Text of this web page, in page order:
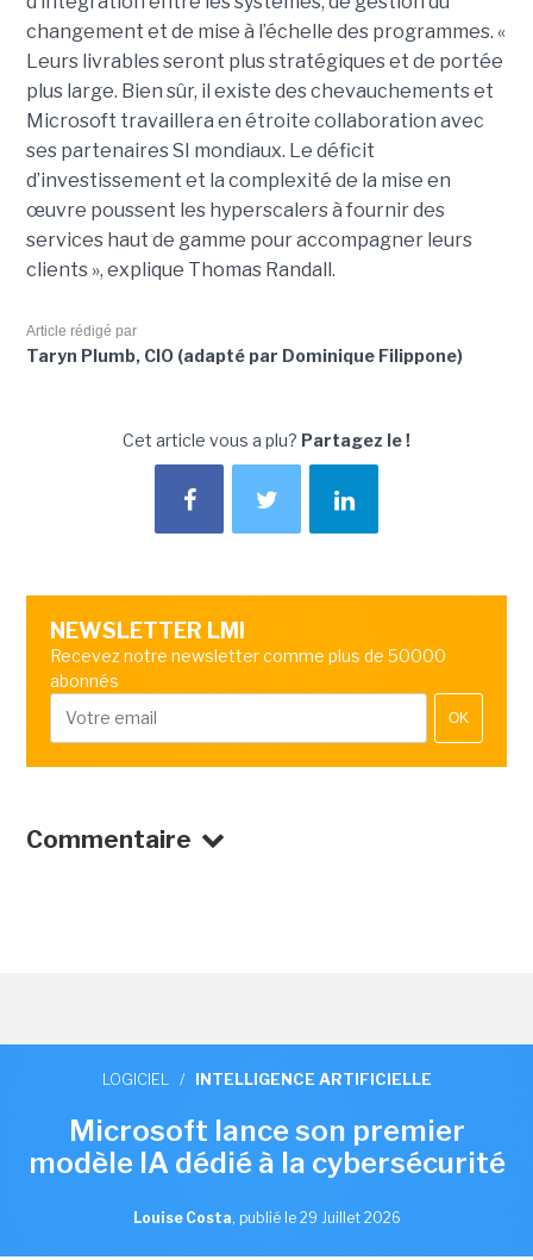
changement et de mise à l’échelle des programmes. «
Leurs livrables seront plus stratégiques et de portée
plus large. Bien sûr, il existe des chevauchements et
Microsoft travaillera en étroite collaboration avec
ses partenaires SI mondiaux. Le déficit
d’investissement et la complexité de la mise en
œuvre poussent les hyperscalers à fournir des
services haut de gamme pour accompagner leurs
clients », explique Thomas Randall.
Article rédigé par
Taryn Plumb, CIO (adapté par Dominique Filippone)
Cet article vous a plu? Partagez le !
NEWSLETTER LMI
Recevez notre newsletter comme plus de 50000
abonnés
OK
Commentaire
LOGICIEL / INTELLIGENCE ARTIFICIELLE
Microsoft lance son premier
modèle IA dédié à la cybersécurité
Louise Costa, publié le 29 Juillet 2026